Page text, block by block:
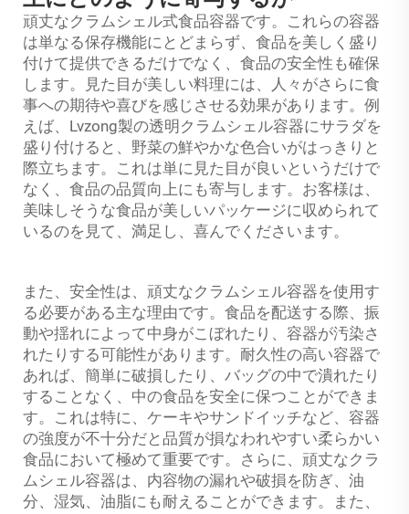
頑丈なクラムシェル式食品容器です。これらの容器
は単なる保存機能にとどまらず、食品を美しく盛り
付けて提供できるだけでなく、食品の安全性も確保
します。見た目が美しい料理には、人々がさらに食
事への期待や喜びを感じさせる効果があります。例
えば、Lvzong製の透明クラムシェル容器にサラダを
盛り付けると、野菜の鮮やかな色合いがはっきりと
際立ちます。これは単に見た目が良いというだけで
なく、食品の品質向上にも寄与します。お客様は、
美味しそうな食品が美しいパッケージに収められて
いるのを見て、満足し、喜んでくださいます。
また、安全性は、頑丈なクラムシェル容器を使用す
る必要がある主な理由です。食品を配送する際、振
動や揺れによって中身がこぼれたり、容器が汚染さ
れたりする可能性があります。耐久性の高い容器で
あれば、簡単に破損したり、バッグの中で潰れたり
することなく、中の食品を安全に保つことができま
す。これは特に、ケーキやサンドイッチなど、容器
の強度が不十分だと品質が損なわれやすい柔らかい
食品において極めて重要です。さらに、頑丈なクラ
ムシェル容器は、内容物の漏れや破損を防ぎ、油
分、湿気、油脂にも耐えることができます。また、